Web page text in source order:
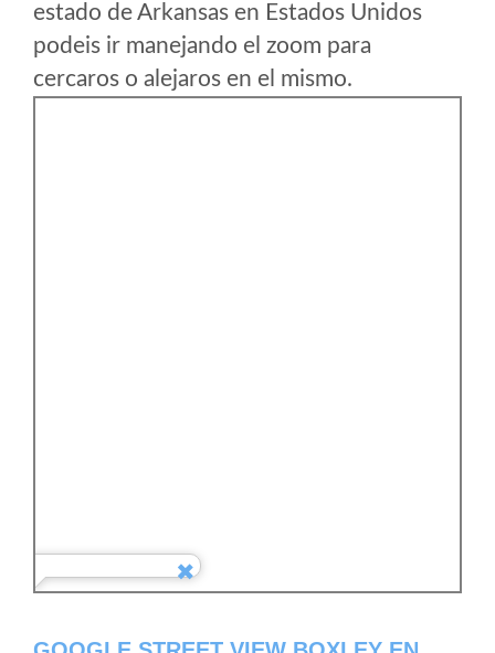
estado de Arkansas en Estados Unidos
podeis ir manejando el zoom para
cercaros o alejaros en el mismo.